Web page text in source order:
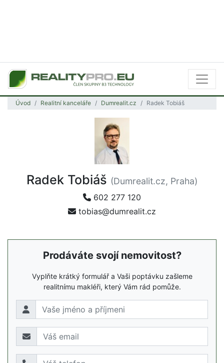
Úvod Realitní kanceláře Dumrealit.cz Radek Tobiáš
Radek Tobiáš (Dumrealit.cz, Praha)
602 277 120
tobias@dumrealit.cz
Prodáváte svojí nemovitost?
Vyplňte krátký formulář a Vaši poptávku zašleme
realitnímu makléři, který Vám rád pomůže.